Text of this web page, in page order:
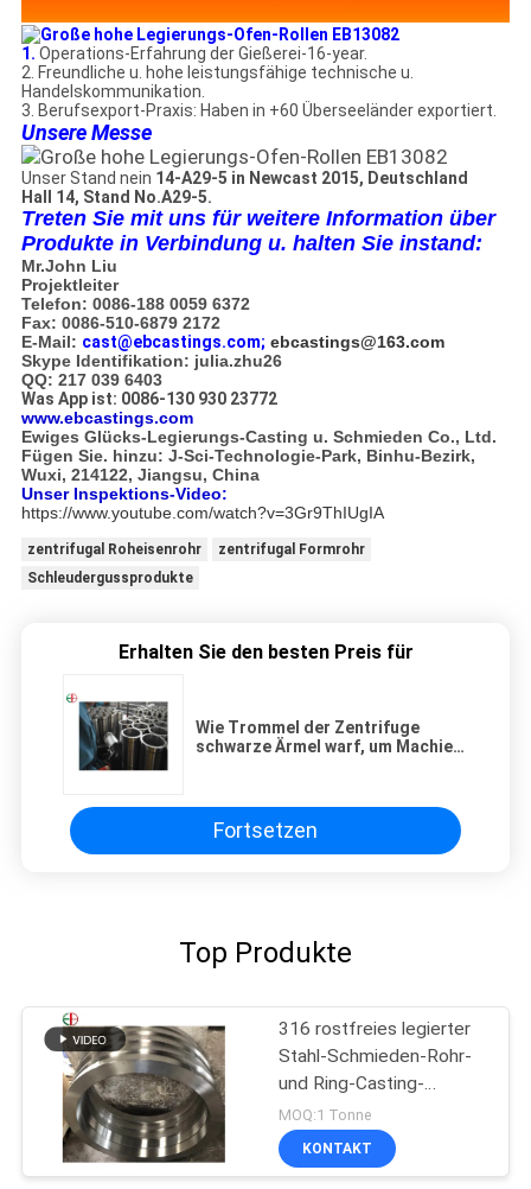
1. Operations-Erfahrung der Gießerei-16-year.
2. Freundliche u. hohe leistungsfähige technische u.
Handelskommunikation.
3. Berufsexport-Praxis: Haben in +60 Überseeländer exportiert.
Unsere Messe
Unser Stand nein 14-A29-5 in Newcast 2015, Deutschland
Hall 14, Stand No.A29-5.
Treten Sie mit uns für weitere Information über
Produkte in Verbindung u. halten Sie instand:
Mr.John Liu
Projektleiter
Telefon: 0086-188 0059 6372
Fax: 0086-510-6879 2172
E-Mail: cast@ebcastings.com; ebcastings@163.com
Skype Identifikation: julia.zhu26
QQ: 217 039 6403
Was App ist: 0086-130 930 23772
www.ebcastings.com
Ewiges Glücks-Legierungs-Casting u. Schmieden Co., Ltd.
Fügen Sie. hinzu: J-Sci-Technologie-Park, Binhu-Bezirk,
Wuxi, 214122, Jiangsu, China
Unser Inspektions-Video:
https://www.youtube.com/watch?v=3Gr9ThIUgIA
zentrifugal Roheisenrohr
zentrifugal Formrohr
Schleudergussprodukte
Erhalten Sie den besten Preis für
Wie Trommel der Zentrifuge
schwarze Ärmel warf, um Machied
Fortsetzen
Top Produkte
316 rostfreies legierter
Stahl-Schmieden-Rohr-
und Ring-Casting-
Zentrifugen-Rohr
EB28028
MOQ:1 Tonne
KONTAKT